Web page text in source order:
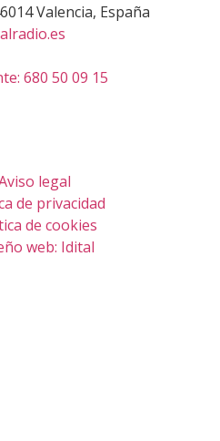
Valencia, España
680 50 09 15
legal
de privacidad
de cookies
web: Idital